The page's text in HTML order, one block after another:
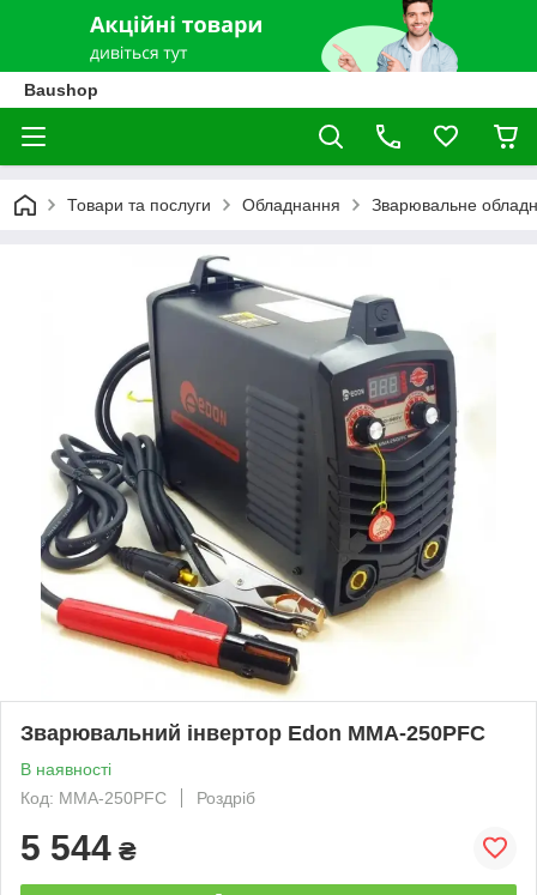
Baushop
Товари та послуги Обладнання Зварювальне
Зварювальний інвертор Edon MMA-250PFC
В наявності
Код: MMA-250PFC
Роздріб
5 544 ₴